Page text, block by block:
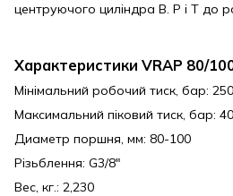
центруючого циліндра В. P і T до
Характеристики VRAP 80/
Мінімальний робочий тиск, бар: 250
Максимальний піковий тиск, бар:
Диаметр поршня, мм: 80-100
Різьблення: G3/8"
Вес, кг.: 2,230